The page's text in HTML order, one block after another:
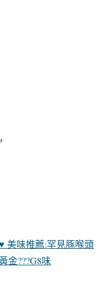
美味推薦:罕見豚喉頭
金???G8味